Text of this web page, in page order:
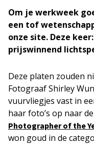
Om je werkweek
een tof
onze site. Deze
prijswinnend
Deze platen zouden
Fotograaf Shirley
vuurvliegjes vast in
haar foto’s op naar de
Photographer of the
won goud in de